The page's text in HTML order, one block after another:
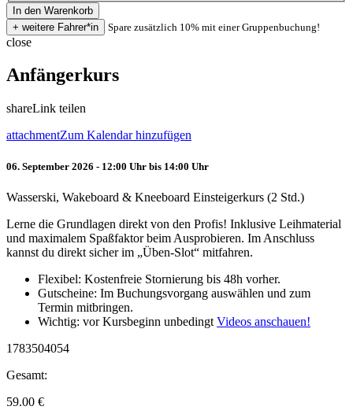
Spare zusätzlich 10% mit einer Gruppenbuchung!
close
Anfängerkurs
shareLink teilen
attachmentZum Kalendar hinzufügen
06. September 2026 - 12:00 Uhr bis 14:00 Uhr
Wasserski, Wakeboard & Kneeboard Einsteigerkurs (2 Std.)
Lerne die Grundlagen direkt von den Profis! Inklusive Leihmaterial
und maximalem Spaßfaktor beim Ausprobieren. Im Anschluss
kannst du direkt sicher im „Üben-Slot“ mitfahren.
Flexibel: Kostenfreie Stornierung bis 48h vorher.
Gutscheine: Im Buchungsvorgang auswählen und zum
Termin mitbringen.
Wichtig: vor Kursbeginn unbedingt Videos anschauen!
1783504054
Gesamt:
59.00 €